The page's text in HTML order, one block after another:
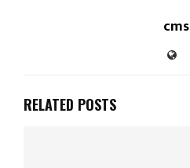
cms
RELATED POSTS